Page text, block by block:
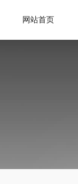
网站首页